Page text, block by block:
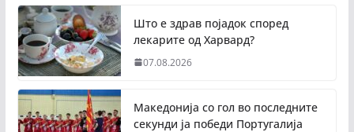
Што е здрав појадок според
лекарите од Харвард?
07.08.2026
Македонија со гол во последните
секунди ја победи Португалија